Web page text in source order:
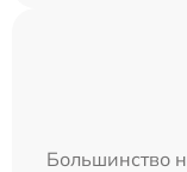
Большинство